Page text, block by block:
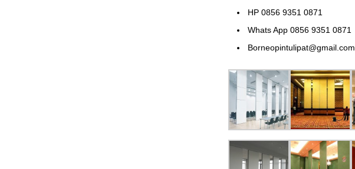
HP 0856 9351 0871
Whats App 0856 9351 0871
Borneopintulipat@gmail.com